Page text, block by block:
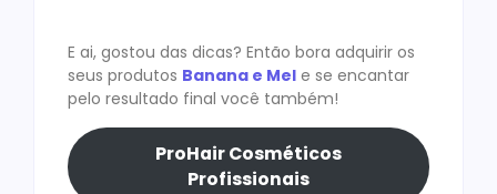
E ai, gostou das dicas? Então bora adquirir os
seus produtos Banana e Mel e se encantar
pelo resultado final você também!
ProHair Cosméticos
Profissionais